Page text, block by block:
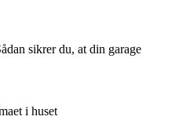
sikrer du, at din garage
i huset